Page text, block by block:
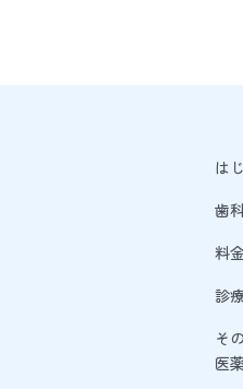
は
歯
料
診
そ
医